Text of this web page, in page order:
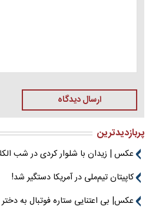
ارسال دیدگاه
پربازدیدترین
عکس | زیدان با شلوار کردی در شب
کاپیتان تیم‌ملی در آمریکا دستگیر شد!
عکس| بی اعتنایی ستاره فوتبال به